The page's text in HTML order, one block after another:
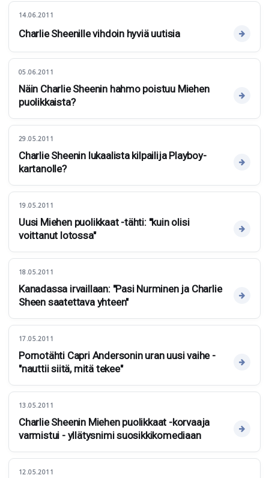
14.06.2011
Charlie Sheenille vihdoin hyviä uutisia
05.06.2011
Näin Charlie Sheenin hahmo poistuu Miehen
puolikkaista?
29.05.2011
Charlie Sheenin lukaalista kilpailija Playboy-
kartanolle?
19.05.2011
Uusi Miehen puolikkaat -tähti: "kuin olisi
voittanut lotossa"
18.05.2011
Kanadassa irvaillaan: "Pasi Nurminen ja Charlie
Sheen saatettava yhteen"
17.05.2011
Pornotähti Capri Andersonin uran uusi vaihe -
"nauttii siitä, mitä tekee"
13.05.2011
Charlie Sheenin Miehen puolikkaat -korvaaja
varmistui - yllätysnimi suosikkikomediaan
12.05.2011